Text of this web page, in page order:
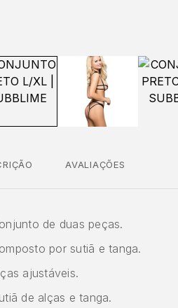
AVALIAÇÕES
de duas peças.
por sutiã e tanga.
ajustáveis.
de alças e tanga.